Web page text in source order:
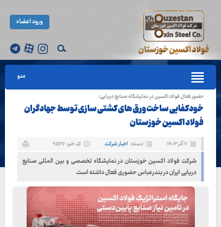
ورود اعضاء
منو
حضور فعال فولاد اکسین در نمایشگاه صنایع دریایی؛
خودکفایی ساخت ورق های کشتی سازی توسط جهادگران
فولاد اکسین خوزستان
۷ آذر ۱۴۰۳ دسته: اخبار شرکت کد خبر: ۹۵۷۷
شرکت فولاد اکسین خوزستان در نمایشگاه تخصصی و بین المللی صنایع
دریایی ایران در بندرعباس حضوری فعال داشته است.